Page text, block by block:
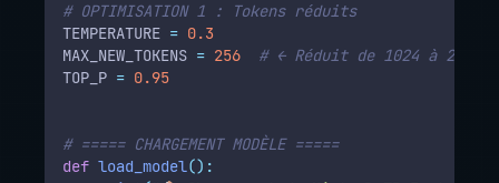
# OPTIMISATION 1 : Tokens réduits
TEMPERATURE = 0.3
MAX_NEW_TOKENS = 256
# ← Réduit de 1024 à 256
TOP_P = 0.95
# ===== CHARGEMENT MODÈLE =====
def load_model():